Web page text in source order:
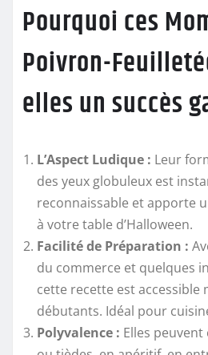
Pourquoi ces
Poivron-
elles un succès
L’Aspect Ludique : Leur
des yeux globuleux est
reconnaissable et apporte
à votre table d’Halloween.
Facilité de Préparation :
du commerce et quelques
cette recette est accessible
débutants. Idéal pour
Polyvalence : Elles